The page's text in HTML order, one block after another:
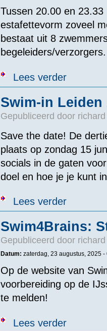
Tussen 20.00 en
estafettevorm zoveel
bestaat uit 8
begeleiders/
Lees verderover 3,33 uur
Swim-in Leiden
Gepubliceerd door
Save the date! De
plaats op zondag 15
socials in de gaten
doel en hoe je je kunt
Lees verderover Swim-in
Swim4Brains:
Gepubliceerd door
Datum: zaterdag, 23 augustus, 2025 -
Op de website van
voorbereiding op de
te melden!
Lees verderover